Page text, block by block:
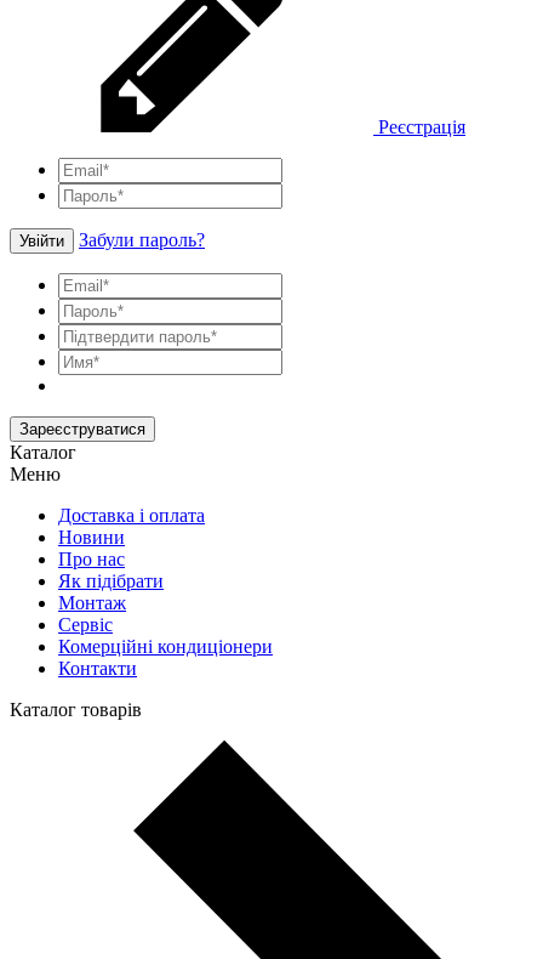
Реєстрація
Увійти Забули пароль?
Зареєструватися
Каталог
Меню
Доставка і оплата
Новини
Про нас
Як підібрати
Монтаж
Сервіс
Комерційні кондиціонери
Контакти
Каталог товарів